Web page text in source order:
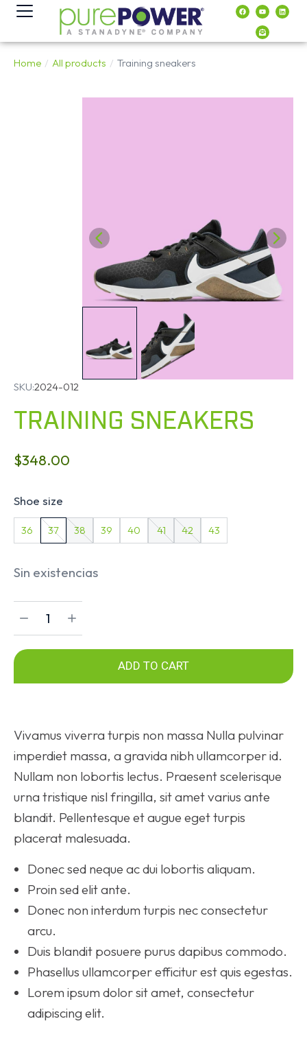
contenido
You are here:
Home All products Training sneakers
SKU:2024-012
TRAINING SNEAKERS
$348.00
Shoe size
36 37 38 39 40 41 42 43
Sin existencias
ADD TO CART
Vivamus viverra turpis non massa Nulla pulvinar
imperdiet massa, a gravida nibh ullamcorper id.
Nullam non lobortis lectus. Praesent scelerisque
urna tristique nisl fringilla, sit amet varius ante
blandit. Pellentesque et augue eget turpis
placerat malesuada.
Donec sed neque ac dui lobortis aliquam.
Proin sed elit ante.
Donec non interdum turpis nec consectetur
arcu.
Duis blandit posuere purus dapibus commodo.
Phasellus ullamcorper efficitur est quis egestas.
Lorem ipsum dolor sit amet, consectetur
adipiscing elit.